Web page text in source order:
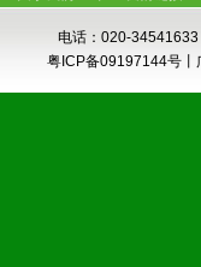
电话：020-
粤ICP备09197144号